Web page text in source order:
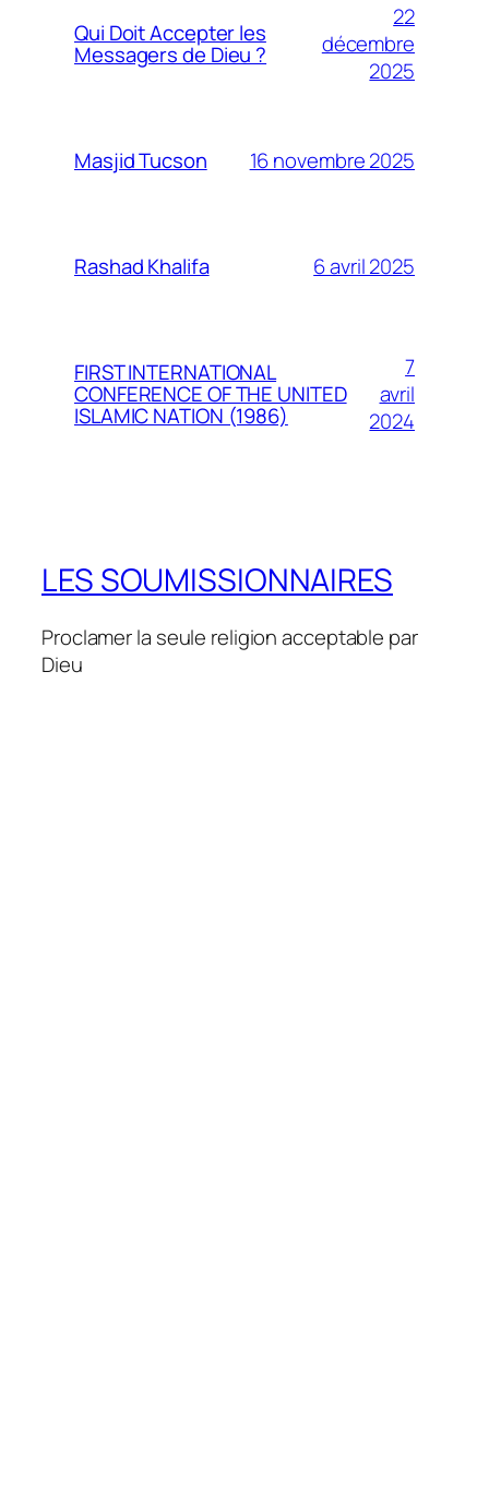
Qui Doit Accepter les
Messagers de Dieu ?
22
décembre
2025
Masjid Tucson 16 novembre 2025
Rashad Khalifa 6 avril 2025
FIRST INTERNATIONAL
CONFERENCE OF THE UNITED
ISLAMIC NATION (1986)
7
avril
2024
LES SOUMISSIONNAIRES
Proclamer la seule religion acceptable par
Dieu